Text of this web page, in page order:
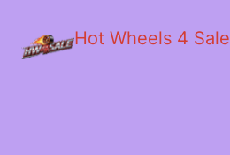
Hot Wheels 4 Sale